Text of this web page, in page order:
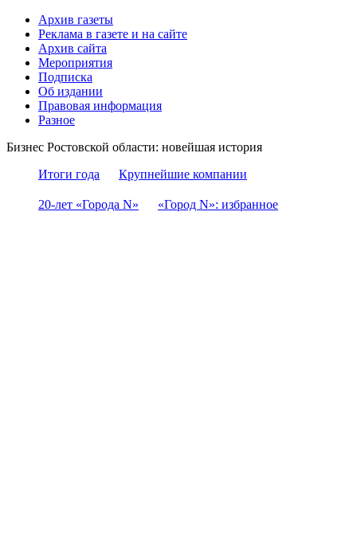
Архив газеты
Реклама в газете и на сайте
Архив сайта
Мероприятия
Подписка
Об издании
Правовая информация
Разное
Бизнес Ростовской области: новейшая история
Итоги года
Крупнейшие компании
20-лет «Города N» «Город N»: избранное